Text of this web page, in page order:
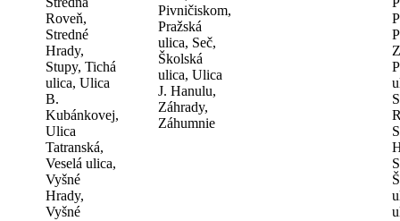
Roveň,
Stredné
Hrady,
Stupy, Tichá
ulica, Ulica
B.
Kubánkovej,
Ulica
Tatranská,
Veselá ulica,
Vyšné
Hrady,
Vyšné
Pivničiskom,
Pražská
ulica, Seč,
Školská
ulica, Ulica
J. Hanulu,
Záhrady,
Záhumnie